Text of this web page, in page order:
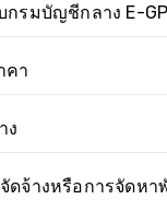
กรมบัญชีกลาง E-GP
คา
ง
ดจ้างหรือการจัดหา